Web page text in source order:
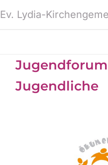
Ev. Lydia-
Jugendliche